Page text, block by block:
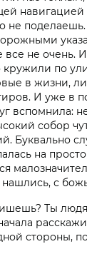
навигацией
не
не очень.
кружили по
в жизни,
И уже в
вспомнила:
собор
Буквально
на
с
Ты
стороны,